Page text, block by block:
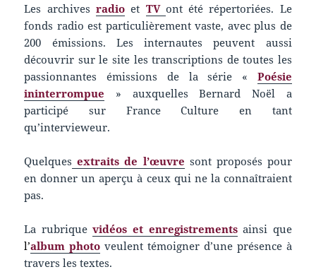
Les archives radioet TV ont été répertoriées. Le
fonds radio est particulièrement vaste, avec plus de
200 émissions. Les internautes peuvent aussi
découvrir sur le site les transcriptions de toutes les
passionnantes émissions de la série « Poésie
ininterrompue » auxquelles Bernard Noël a
participé sur France Culture en tant
qu’intervieweur.
Quelques extraits de l’œuvre sont proposés pour
en donner un aperçu à ceux qui ne la connaîtraient
pas.
La rubrique vidéos et enregistrementsainsi que
l’album photo veulent témoigner d’une présence à
travers les textes.